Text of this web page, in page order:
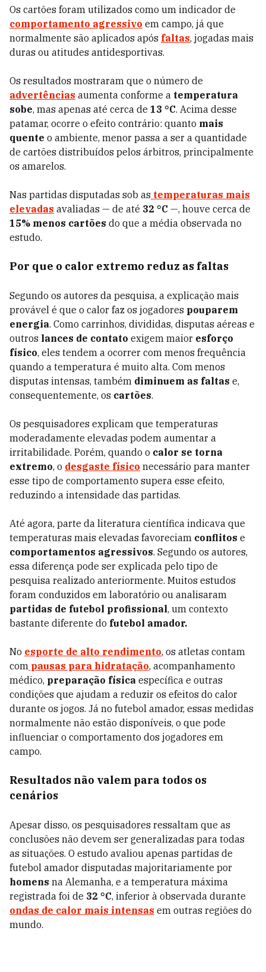
Os cartões foram utilizados como um indicador de
comportamento agressivo em campo, já que
normalmente são aplicados após faltas, jogadas mais
duras ou atitudes antidesportivas.
Os resultados mostraram que o número de
advertências aumenta conforme a temperatura
sobe, mas apenas até cerca de 13 °C. Acima desse
patamar, ocorre o efeito contrário: quanto mais
quente o ambiente, menor passa a ser a quantidade
de cartões distribuídos pelos árbitros, principalmente
os amarelos.
Nas partidas disputadas sob as temperaturas mais
elevadas avaliadas — de até 32 °C —, houve cerca de
15% menos cartões do que a média observada no
estudo.
Por que o calor extremo reduz as faltas
Segundo os autores da pesquisa, a explicação mais
provável é que o calor faz os jogadores pouparem
energia. Como carrinhos, divididas, disputas aéreas e
outros lances de contato exigem maior esforço
físico, eles tendem a ocorrer com menos frequência
quando a temperatura é muito alta. Com menos
disputas intensas, também diminuem as faltas e,
consequentemente, os cartões.
Os pesquisadores explicam que temperaturas
moderadamente elevadas podem aumentar a
irritabilidade. Porém, quando o calor se torna
extremo, o desgaste físico necessário para manter
esse tipo de comportamento supera esse efeito,
reduzindo a intensidade das partidas.
Até agora, parte da literatura científica indicava que
temperaturas mais elevadas favoreciam conflitos e
comportamentos agressivos. Segundo os autores,
essa diferença pode ser explicada pelo tipo de
pesquisa realizado anteriormente. Muitos estudos
foram conduzidos em laboratório ou analisaram
partidas de futebol profissional, um contexto
bastante diferente do futebol amador.
No esporte de alto rendimento, os atletas contam
com pausas para hidratação, acompanhamento
médico, preparação física específica e outras
condições que ajudam a reduzir os efeitos do calor
durante os jogos. Já no futebol amador, essas medidas
normalmente não estão disponíveis, o que pode
influenciar o comportamento dos jogadores em
campo.
Resultados não valem para todos os
cenários
Apesar disso, os pesquisadores ressaltam que as
conclusões não devem ser generalizadas para todas
as situações. O estudo avaliou apenas partidas de
futebol amador disputadas majoritariamente por
homens na Alemanha, e a temperatura máxima
registrada foi de 32 °C, inferior à observada durante
ondas de calor mais intensas em outras regiões do
mundo.